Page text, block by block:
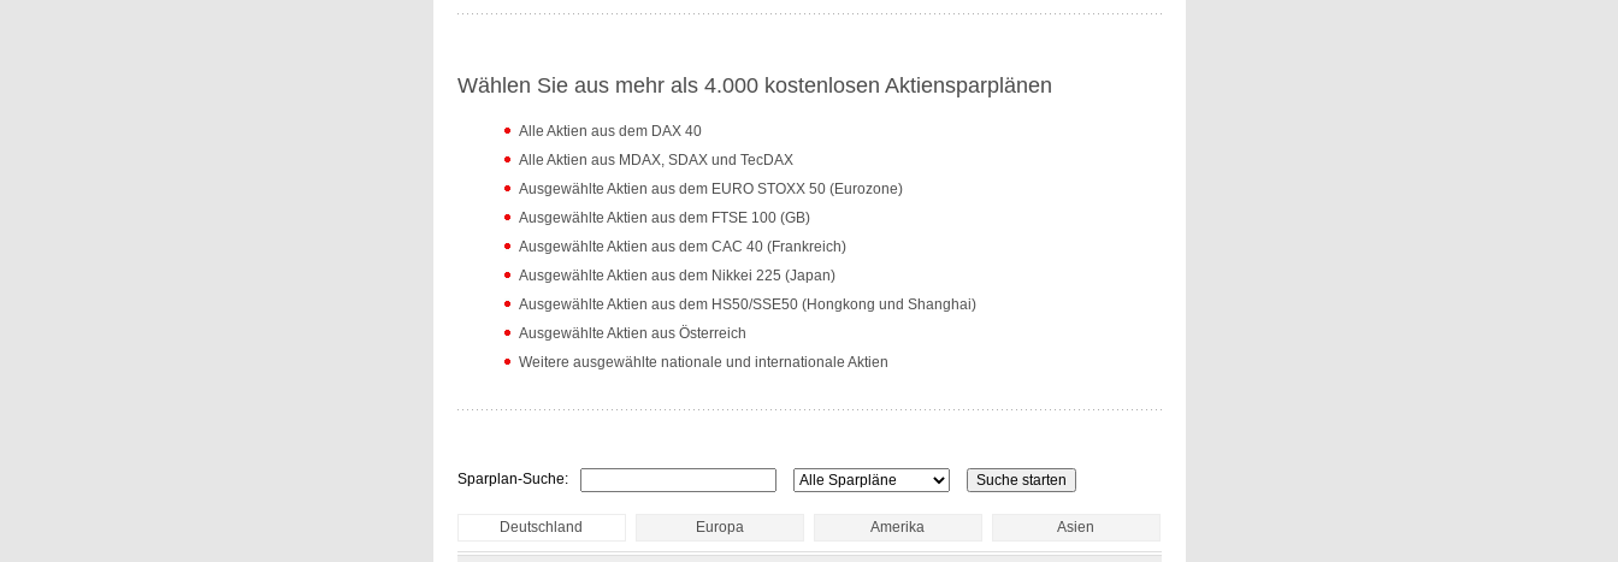
Wählen Sie aus mehr als 4.000 kostenlosen Aktiensparplänen
Alle Aktien aus dem DAX 40
Alle Aktien aus MDAX, SDAX und TecDAX
Ausgewählte Aktien aus dem EURO STOXX 50 (Eurozone)
Ausgewählte Aktien aus dem FTSE 100 (GB)
Ausgewählte Aktien aus dem CAC 40 (Frankreich)
Ausgewählte Aktien aus dem Nikkei 225 (Japan)
Ausgewählte Aktien aus dem HS50/SSE50 (Hongkong und Shanghai)
Ausgewählte Aktien aus Österreich
Weitere ausgewählte nationale und internationale Aktien
Sparplan-Suche:
Deutschland Europa Amerika Asien